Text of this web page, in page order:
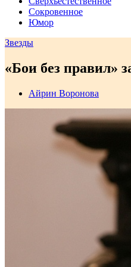
Сокровенное
Юмор
Звезды
«Бои без правил»
Айрин Воронова